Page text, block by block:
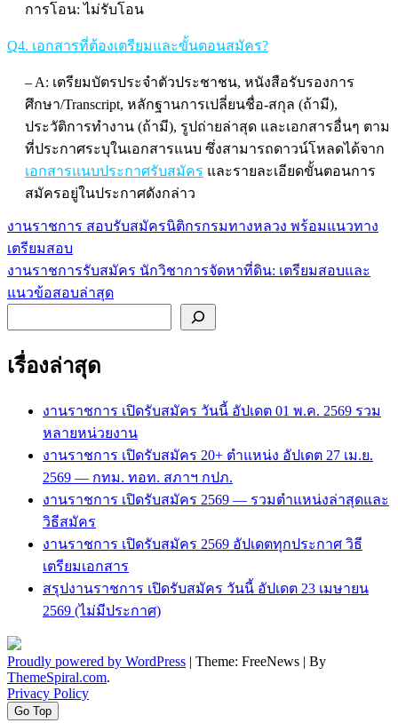
การโอน: ไม่รับโอน
Q4. เอกสารที่ต้องเตรียมและขั้นตอนสมัคร?
– A: เตรียมบัตรประจำตัวประชาชน, หนังสือรับรองการ
ศึกษา/Transcript, หลักฐานการเปลี่ยนชื่อ-สกุล (ถ้ามี),
ประวัติการทำงาน (ถ้ามี), รูปถ่ายล่าสุด และเอกสารอื่นๆ ตาม
ที่ประกาศระบุในเอกสารแนบ ซึ่งสามารถดาวน์โหลดได้จาก
เอกสารแนบประกาศรับสมัคร และรายละเอียดขั้นตอนการ
สมัครอยู่ในประกาศดังกล่าว
แนะแนว
เรื่อง
งานราชการ สอบรับสมัครนิติกรกรมทางหลวง พร้อมแนวทาง
เตรียมสอบ
งานราชการรับสมัคร นักวิชาการจัดหาที่ดิน: เตรียมสอบและ
แนวข้อสอบล่าสุด
เรื่องล่าสุด
งานราชการ เปิดรับสมัคร วันนี้ อัปเดต 01 พ.ค. 2569 รวม
หลายหน่วยงาน
งานราชการ เปิดรับสมัคร 20+ ตำแหน่ง อัปเดต 27 เม.ย.
2569 — กทม. ทอท. สภาฯ กปภ.
งานราชการ เปิดรับสมัคร 2569 — รวมตำแหน่งล่าสุดและ
วิธีสมัคร
งานราชการ เปิดรับสมัคร 2569 อัปเดตทุกประกาศ วิธี
เตรียมเอกสาร
สรุปงานราชการ เปิดรับสมัคร วันนี้ อัปเดต 23 เมษายน
2569 (ไม่มีประกาศ)
Proudly powered by WordPress | Theme: FreeNews | By
ThemeSpiral.com.
Privacy Policy
Go Top